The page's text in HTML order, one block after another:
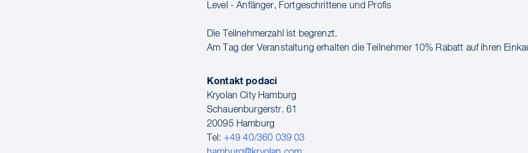
Level - Anfänger, Fortgeschrittene und Profis
Die Teilnehmerzahl ist begrenzt.
Am Tag der Veranstaltung erhalten die Teilnehmer 10% Rabatt auf ihren
Kontakt podaci
Kryolan City Hamburg
Schauenburgerstr. 61
20095 Hamburg
Tel: +49 40/360 039 03